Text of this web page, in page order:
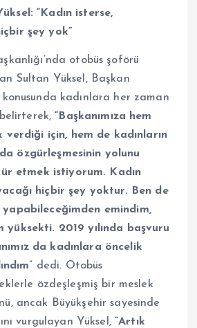
“Kadın isterse,
şey yok”
otobüs şoförü
Sultan Yüksel, Başkan
konusunda kadınlara her zaman
“Başkanımıza hem
verdiği için, hem de kadınların
özgürleşmesinin yolunu
etmek istiyorum. Kadın
hiçbir şey yoktur. Ben de
yapabileceğimden emindim,
yüksekti. 2019 yılında başvuru
da kadınlara öncelik
” dedi. Otobüs
özdeşleşmiş bir meslek
ancak Büyükşehir sayesinde
vurgulayan Yüksel, “Artık